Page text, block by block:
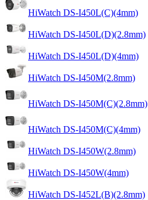
HiWatch DS-I450L(C)(4mm)
HiWatch DS-I450L(D)(2.8mm)
HiWatch DS-I450L(D)(4mm)
HiWatch DS-I450M(2.8mm)
HiWatch DS-I450M(C)(2.8mm)
HiWatch DS-I450M(C)(4mm)
HiWatch DS-I450W(2.8mm)
HiWatch DS-I450W(4mm)
HiWatch DS-I452L(B)(2.8mm)